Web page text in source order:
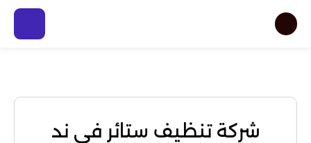
شركة تنظيف ستائر في ند